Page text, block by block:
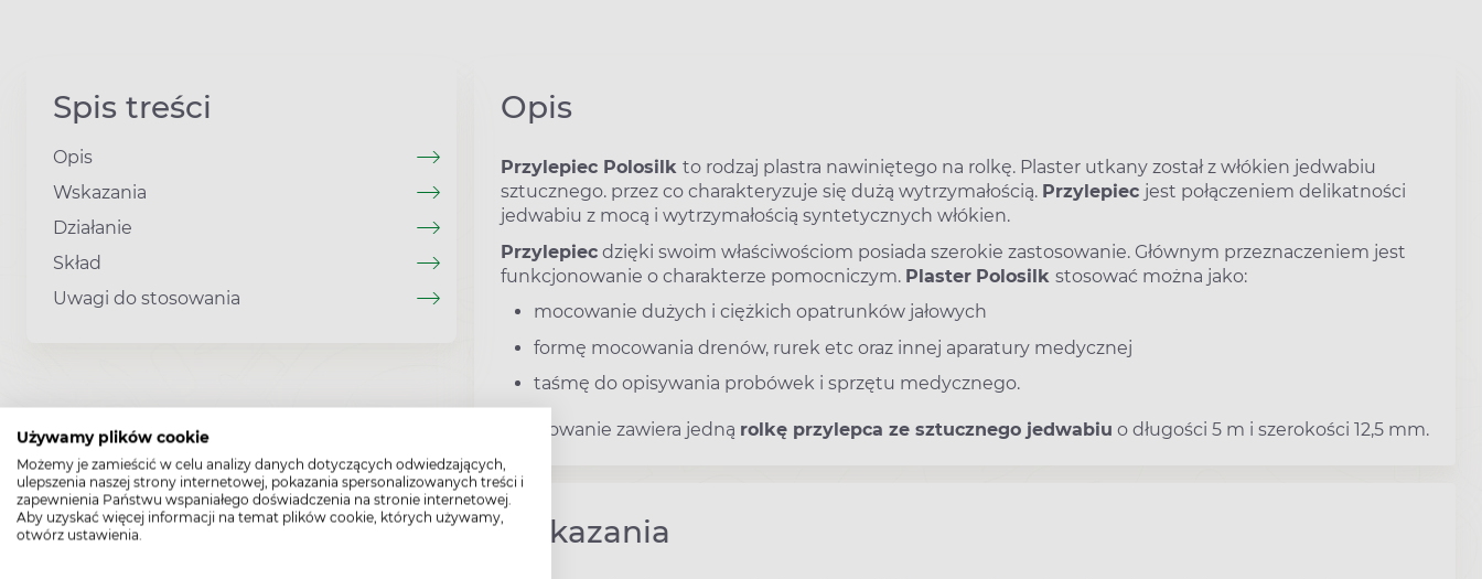
Używamy plików cookie
Możemy je zamieścić w celu analizy danych dotyczących odwiedzających,
ulepszenia naszej strony internetowej, pokazania spersonalizowanych treści i
zapewnienia Państwu wspaniałego doświadczenia na stronie internetowej.
Aby uzyskać więcej informacji na temat plików cookie, których używamy,
otwórz ustawienia.
Spis treści
Opis
Wskazania
Działanie
Skład
Uwagi do stosowania
Opis
Przylepiec Polosilk to rodzaj plastra nawiniętego na rolkę. Plaster utkany został z włókien jedwabiu
sztucznego. przez co charakteryzuje się dużą wytrzymałością. Przylepiec jest połączeniem delikatności
jedwabiu z mocą i wytrzymałością syntetycznych włókien.
Przylepiec dzięki swoim właściwościom posiada szerokie zastosowanie. Głównym przeznaczeniem jest
funkcjonowanie o charakterze pomocniczym. Plaster Polosilk stosować można jako:
mocowanie dużych i ciężkich opatrunków jałowych
formę mocowania drenów, rurek etc oraz innej aparatury medycznej
taśmę do opisywania probówek i sprzętu medycznego.
Opakowanie zawiera jedną rolkę przylepca ze sztucznego jedwabiu o długości 5 m i szerokości 12,5 mm.
Wskazania